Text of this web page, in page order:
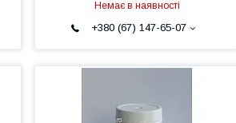
Немає в наявності
+380 (67) 147-65-07